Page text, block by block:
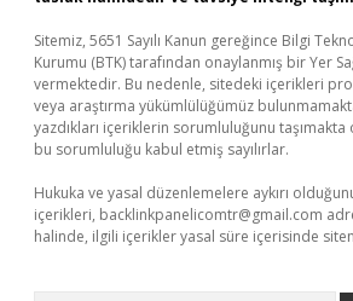
Sitemiz, 5651 Sayılı Kanun gereğince Bilgi
Kurumu (BTK) tarafından onaylanmış bir Yer
vermektedir. Bu nedenle, sitedeki içerikleri
veya araştırma yükümlülüğümüz
yazdıkları içeriklerin sorumluluğunu
bu sorumluluğu kabul etmiş sayılırlar.
Hukuka ve yasal düzenlemelere aykırı
içerikleri, backlinkpanelicomtr@gmail.com
halinde, ilgili içerikler yasal süre içerisinde